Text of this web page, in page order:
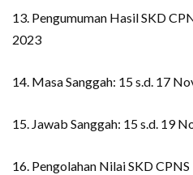
13. Pengumuman Hasil SKD
2023
14. Masa Sanggah: 15 s.d. 17
15. Jawab Sanggah: 15 s.d. 19
16. Pengolahan Nilai SKD